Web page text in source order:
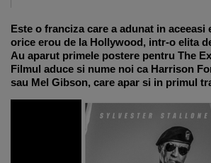
Este o franciza care a adunat in aceeasi
orice erou de la Hollywood, intr-o elita
Au aparut primele postere pentru The
Filmul aduce si nume noi ca Harrison
sau Mel Gibson, care apar si in primul